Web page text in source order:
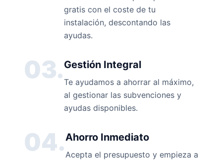
gratis con el coste de tu
instalación, descontando las
ayudas.
03.Gestión Integral
Te ayudamos a ahorrar al máximo,
al gestionar las subvenciones y
ayudas disponibles.
04.Ahorro Inmediato
Acepta el presupuesto y empieza a